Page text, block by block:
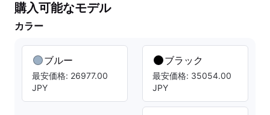
購入可能なモデル
カラー
ブルー
最安価格: 26977.00
JPY
ブラック
最安価格: 35054.00
JPY